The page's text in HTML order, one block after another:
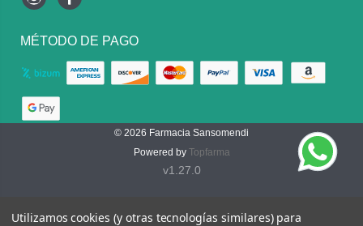
InstagramFacebook
MÉTODO DE PAGO
© 2026 Farmacia Sansomendi
Powered by Topfarma
v1.27.0
Utilizamos cookies (y otras tecnologías similares) para